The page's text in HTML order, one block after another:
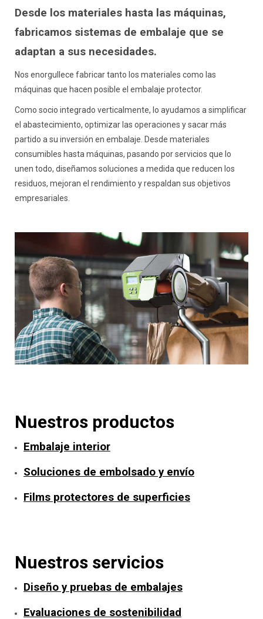
Desde los materiales hasta las máquinas,
fabricamos sistemas de embalaje que se
adaptan a sus necesidades.
Nos enorgullece fabricar tanto los materiales como las
máquinas que hacen posible el embalaje protector.
Como socio integrado verticalmente, lo ayudamos a simplificar
el abastecimiento, optimizar las operaciones y sacar más
partido a su inversión en embalaje. Desde materiales
consumibles hasta máquinas, pasando por servicios que lo
unen todo, diseñamos soluciones a medida que reducen los
residuos, mejoran el rendimiento y respaldan sus objetivos
empresariales.
Nuestros productos
Embalaje interior
Soluciones de embolsado y envío
Films protectores de superficies
Nuestros servicios
Diseño y pruebas de embalajes
Evaluaciones de sostenibilidad